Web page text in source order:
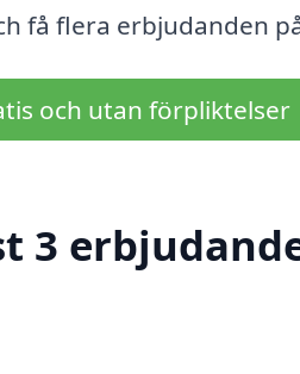
få flera erbjudanden
och utan förpliktelser
3